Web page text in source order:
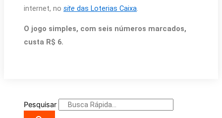
internet, no site das Loterias Caixa.
O jogo simples, com seis números marcados,
custa R$ 6.
Pesquisar